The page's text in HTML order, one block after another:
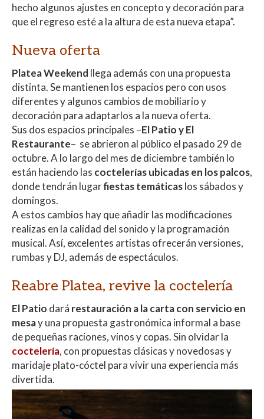
hecho algunos ajustes en concepto y decoración para
que el regreso esté a la altura de esta nueva etapa”.
Nueva oferta
PlateaWeekend llega además con una propuesta
distinta. Se mantienen los espacios pero con usos
diferentes y algunos cambios de mobiliario y
decoración para adaptarlos a la nueva oferta.
Sus dos espacios principales –El Patio y El
Restaurante– se abrieron al público el pasado 29 de
octubre. A lo largo del mes de diciembre también lo
están haciendo las coctelerías ubicadas en los palcos,
donde tendrán lugarfiestas temáticaslos sábados y
domingos.
A estos cambios hay que añadir las modificaciones
realizas en la calidad del sonido y la programación
musical. Así, excelentes artistas ofrecerán versiones,
rumbas y DJ, además de espectáculos.
Reabre Platea, revive la coctelería
El Patio dará restauración a la carta con servicio en
mesay una propuesta gastronómica informal a base
de pequeñas raciones, vinos y copas. Sin olvidar la
coctelería, con propuestas clásicas y novedosas y
maridaje plato-cóctel para vivir una experiencia más
divertida.